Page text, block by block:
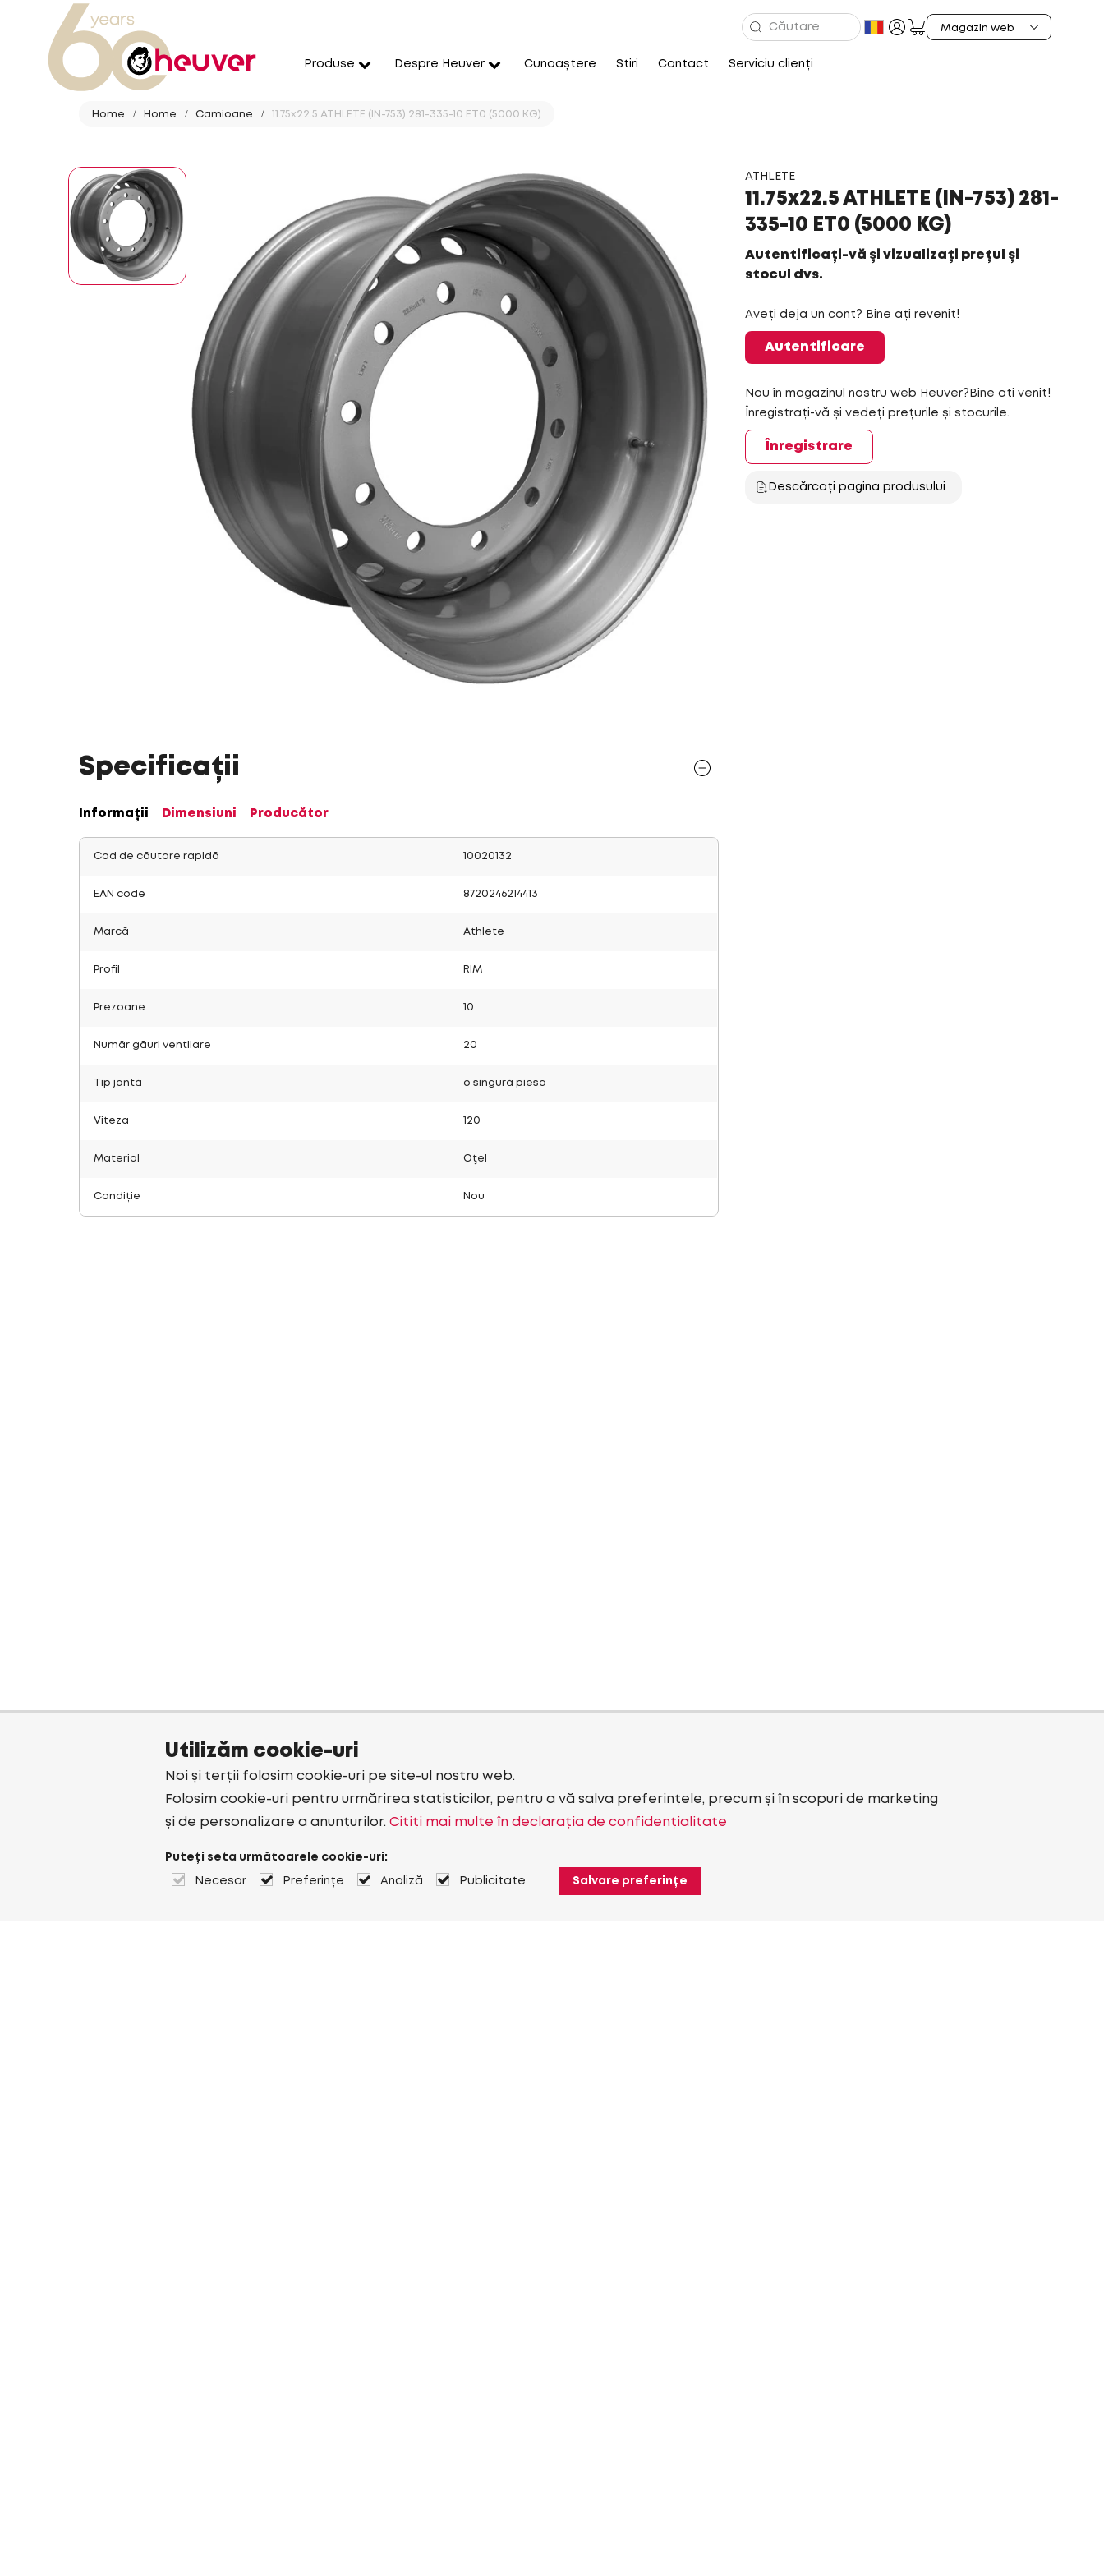
Produse Despre Heuver Cunoaștere Stiri Contact Serviciu clienți
Home Home Camioane 11.75x22.5 ATHLETE (IN-753) 281-335-10 ET0 (5000 KG)
ATHLETE
11.75x22.5 ATHLETE (IN-753) 281-
335-10 ET0 (5000 KG)
Autentificați-vă și vizualizați prețul și
stocul dvs.
Aveți deja un cont? Bine ați revenit!
Autentificare
Nou în magazinul nostru web Heuver?Bine ați venit!
Înregistrați-vă și vedeți prețurile și stocurile.
Înregistrare
Descărcați pagina produsului
Specificații
Informații Dimensiuni Producător
Cod de căutare rapidă 10020132
EAN code 8720246214413
Marcă Athlete
Profil RIM
Prezoane 10
Număr găuri ventilare 20
Tip jantă o singură piesa
Viteza 120
Material Oţel
Condiție Nou
Utilizăm cookie-uri
Noi și terții folosim cookie-uri pe site-ul nostru web.
Folosim cookie-uri pentru urmărirea statisticilor, pentru a vă salva preferințele, precum și în scopuri de marketing
și de personalizare a anunțurilor. Citiți mai multe în declarația de confidențialitate
Puteți seta următoarele cookie-uri:
Necesar Preferințe Analiză Publicitate Salvare preferințe